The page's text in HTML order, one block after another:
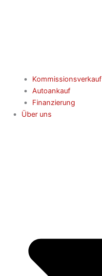
Kommissionsverkauf
Autoankauf
Finanzierung
Über uns